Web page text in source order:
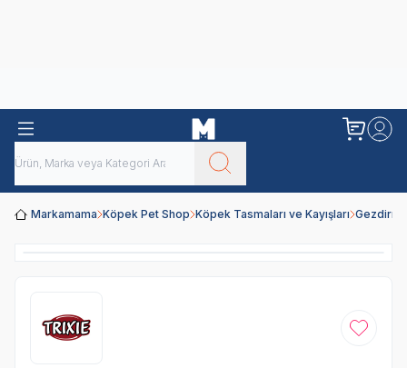
Markamama Köpek Pet Shop Köpek Tasmaları ve Kayışları
Favoriye